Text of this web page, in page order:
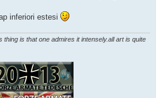
inferiori estesi
is that one admires it intensely.all art is quite